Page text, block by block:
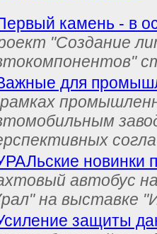
камень - в
"Создание
для
новинки
автобус
на выставке
защиты